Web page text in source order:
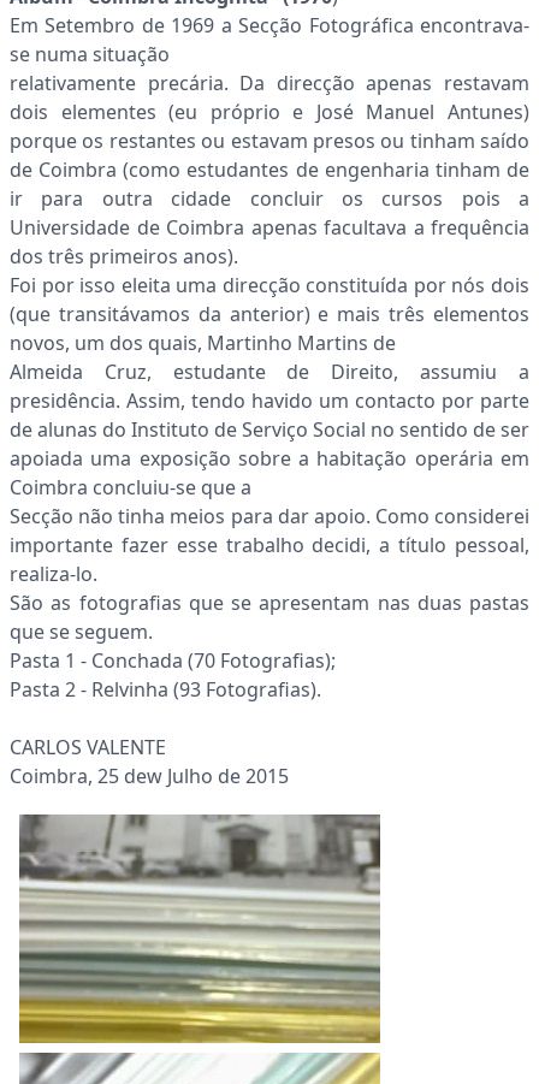
Em Setembro de 1969 a Secção Fotográfica encontrava-
se numa situação
relativamente precária. Da direcção apenas restavam
dois elementes (eu próprio e José Manuel Antunes)
porque os restantes ou estavam presos ou tinham saído
de Coimbra (como estudantes de engenharia tinham de
ir para outra cidade concluir os cursos pois a
Universidade de Coimbra apenas facultava a frequência
dos três primeiros anos).
Foi por isso eleita uma direcção constituída por nós dois
(que transitávamos da anterior) e mais três elementos
novos, um dos quais, Martinho Martins de
Almeida Cruz, estudante de Direito, assumiu a
presidência. Assim, tendo havido um contacto por parte
de alunas do Instituto de Serviço Social no sentido de ser
apoiada uma exposição sobre a habitação operária em
Coimbra concluiu-se que a
Secção não tinha meios para dar apoio. Como considerei
importante fazer esse trabalho decidi, a título pessoal,
realiza-lo.
São as fotografias que se apresentam nas duas pastas
que se seguem.
Pasta 1 - Conchada (70 Fotografias);
Pasta 2 - Relvinha (93 Fotografias).
CARLOS VALENTE
Coimbra, 25 dew Julho de 2015